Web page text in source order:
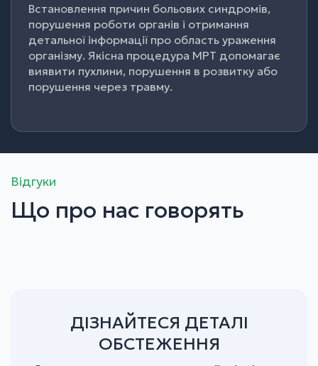
Встановлення причин больових синдромів,
порушення роботи органів і отримання
детальної інформації про область ураження
організму. Якісна процедура МРТ допомагає
виявити пухлини, порушення в розвитку або
порушення через травму.
Встановлення причин больових синдромів,
порушення роботи органів і отримання
детальної інформації про область ураження
організму. Якісна процедура МРТ допомагає
виявити пухлини, порушення в розвитку або
порушення через травму.
Відгуки
Що про нас говорять
ДІЗНАЙТЕСЯ ДЕТАЛІ
ОБСТЕЖЕННЯ